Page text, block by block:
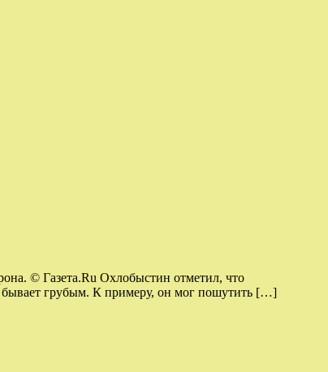
© Газета.Ru Охлобыстин отметил, что
бывает грубым. К примеру, он мог пошутить […]